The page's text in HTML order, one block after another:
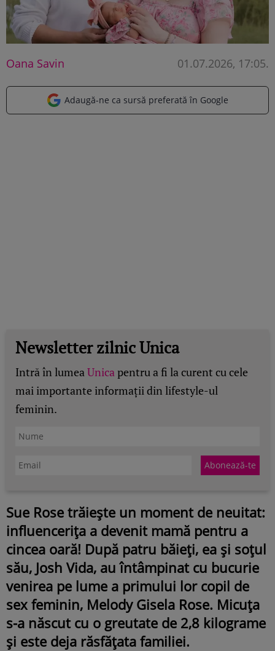
Oana Savin 01.07.2026, 17:05.
Adaugă-ne ca sursă preferată în Google
Newsletter zilnic Unica
Intră în lumeaUnicapentru a fi la curent cu cele
mai importante informații din lifestyle-ul
feminin.
Sue Rose trăiește un moment de neuitat:
influencerița a devenit mamă pentru a
cincea oară! După patru băieți, ea și soțul
său, Josh Vida, au întâmpinat cu bucurie
venirea pe lume a primului lor copil de
sex feminin, Melody Gisela Rose. Micuța
s-a născut cu o greutate de 2,8 kilograme
și este deja răsfățata familiei.